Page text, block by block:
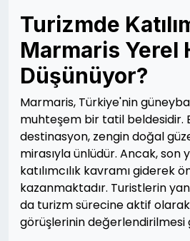
Turizmde
Marmaris Yerel
Düşünüyor?
Marmaris, Türkiye'nin
muhteşem bir tatil beldesidir.
destinasyon, zengin doğal
mirasıyla ünlüdür. Ancak, son
katılımcılık kavramı giderek
kazanmaktadır. Turistlerin
da turizm sürecine aktif
görüşlerinin